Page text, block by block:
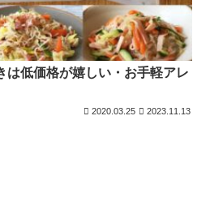
は低価格が嬉しい・お手軽アレ
2020.03.25 2023.11.13